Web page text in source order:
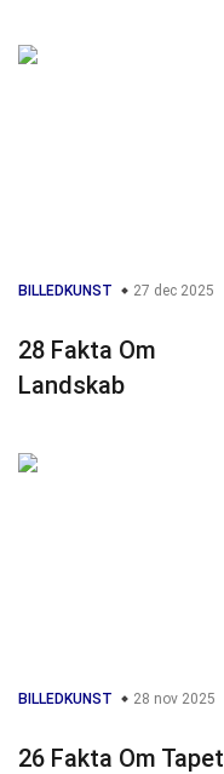
BILLEDKUNST 27 dec 2025
28 Fakta Om
Landskab
BILLEDKUNST 28 nov 2025
26 Fakta Om Tapet